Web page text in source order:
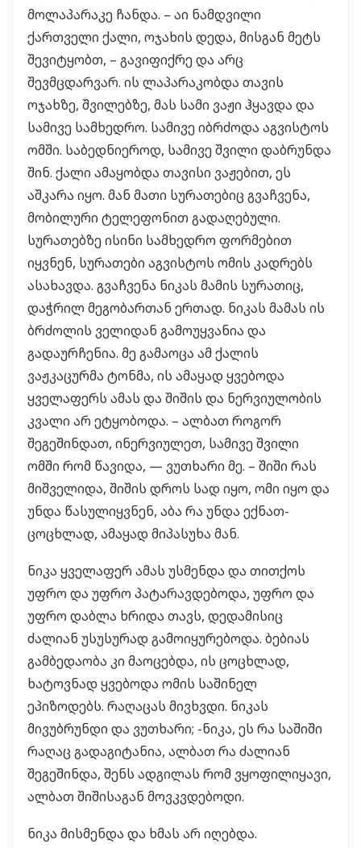
მოლაპარაკე ჩანდა. – აი ნამდვილი
ქართველი ქალი, ოჯახის დედა, მისგან მეტს
შევიტყობთ, – გავიფიქრე და არც
შევმცდარვარ. ის ლაპარაკობდა თავის
ოჯახზე, შვილებზე, მას სამი ვაჟი ჰყავდა და
სამივე სამხედრო. სამივე იბრძოდა აგვისტოს
ომში. საბედნიეროდ, სამივე შვილი დაბრუნდა
შინ. ქალი ამაყობდა თავისი ვაჟებით, ეს
აშკარა იყო. მან მათი სურათებიც გვაჩვენა,
მობილური ტელეფონით გადაღებული.
სურათებზე ისინი სამხედრო ფორმებით
იყვნენ, სურათები აგვისტოს ომის კადრებს
ასახავდა. გვაჩვენა ნიკას მამის სურათიც,
დაჭრილ მეგობართან ერთად. ნიკას მამას ის
ბრძოლის ველიდან გამოუყვანია და
გადაურჩენია. მე გამაოცა ამ ქალის
ვაჟკაცურმა ტონმა, ის ამაყად ყვებოდა
ყველაფერს ამას და შიშის და ნერვიულობის
კვალი არ ეტყობოდა. – ალბათ როგორ
შეგეშინდათ, ინერვიულეთ, სამივე შვილი
ომში რომ წავიდა, — ვუთხარი მე. – შიში რას
მიშველიდა, შიშის დროს სად იყო, ომი იყო და
უნდა წასულიყვნენ, აბა რა უნდა ექნათ-
ცოცხლად, ამაყად მიპასუხა მან.
ნიკა ყველაფერ ამას უსმენდა და თითქოს
უფრო და უფრო პატარავდებოდა, უფრო და
უფრო დაბლა ხრიდა თავს, დედამისიც
ძალიან უსუსურად გამოიყურებოდა. ბებიას
გამბედაობა კი მაოცებდა, ის ცოცხლად,
ხატოვნად ყვებოდა ომის საშინელ
ეპიზოდებს. რაღაცას მივხვდი. ნიკას
მივუბრუნდი და ვუთხარი; -ნიკა, ეს რა საშიში
რაღაც გადაგიტანია, ალბათ რა ძალიან
შეგეშინდა, შენს ადგილას რომ ვყოფილიყავი,
ალბათ შიშისაგან მოვკვდებოდი.
ნიკა მისმენდა და ხმას არ იღებდა.